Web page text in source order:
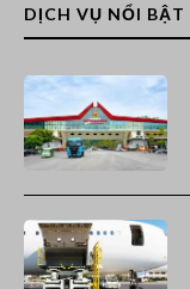
DỊCH VỤ NỔI BẬT